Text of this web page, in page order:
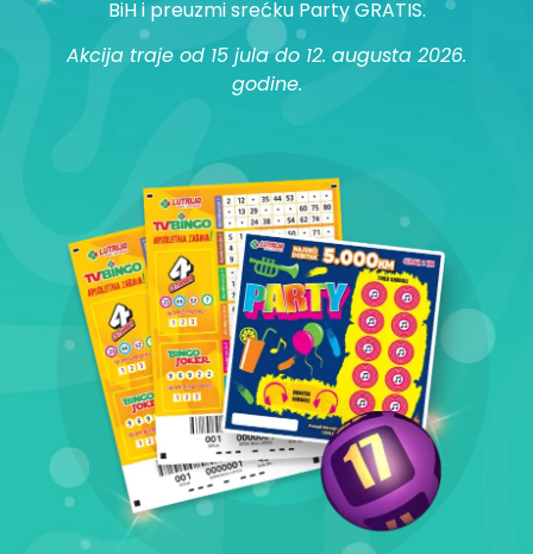
BiH i preuzmi srećku Party GRATIS.
Akcija traje od 15 jula do 12. augusta 2026.
godine.